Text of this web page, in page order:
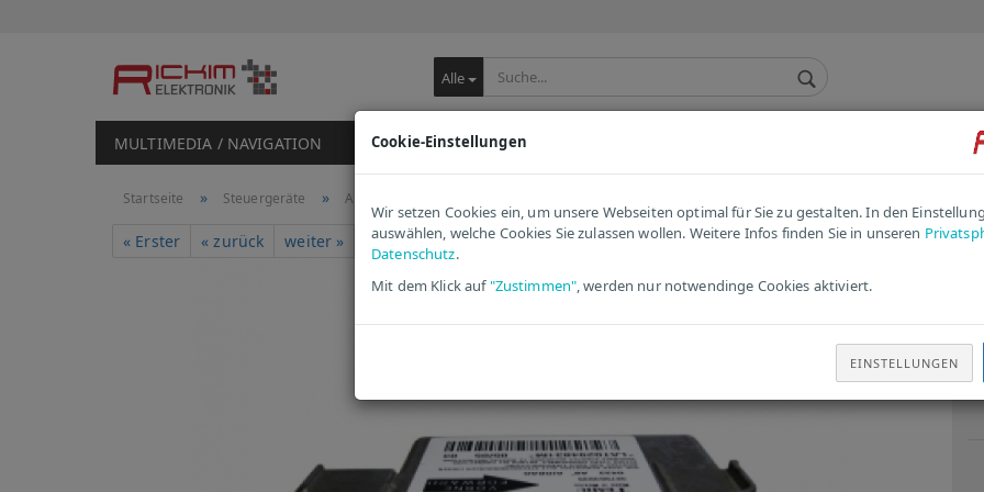
Alle
MULTIMEDIA / NAVIGATION STEUERGERÄTE TACHO / KOMBIINSTRUMENT
Startseite » Steuergeräte » Airbag Steuergeräte
« Erster « zurück weiter » Letzter » 747Artikel in dieser Kategorie
Cookie-Einstellungen
Wir setzen Cookies ein, um unsere Webseiten optimal für Sie zu gestalten. In den
auswählen, welche Cookies Sie zulassen wollen. Weitere Infos finden Sie in unseren
Datenschutz.
Mit dem Klick auf"Zustimmen", werden nur notwendinge Cookies aktiviert.
EINSTELLUNGEN